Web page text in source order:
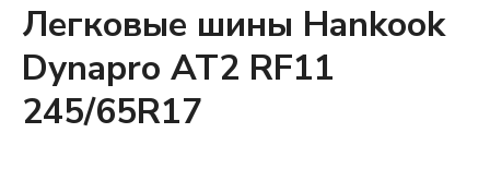
Легковые шины Hankook
Dynapro AT2 RF11
245/65R17